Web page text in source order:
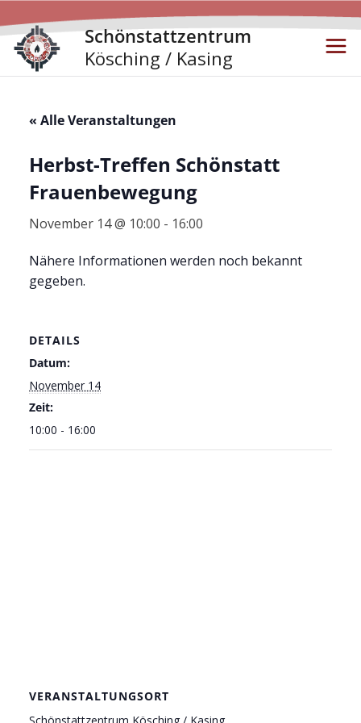
Inhalt
springen
Schönstattzentrum
Kösching / Kasing
« Alle Veranstaltungen
Herbst-Treffen Schönstatt
Frauenbewegung
November 14 @ 10:00 - 16:00
Nähere Informationen werden noch bekannt
gegeben.
DETAILS
Datum:
November 14
Zeit:
10:00 - 16:00
VERANSTALTUNGSORT